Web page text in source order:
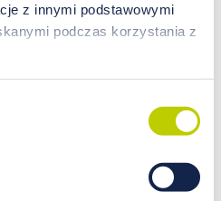
z innymi podstawowymi
podczas korzystania z
– przyczyną
być brak
codziennego
odpowiednich